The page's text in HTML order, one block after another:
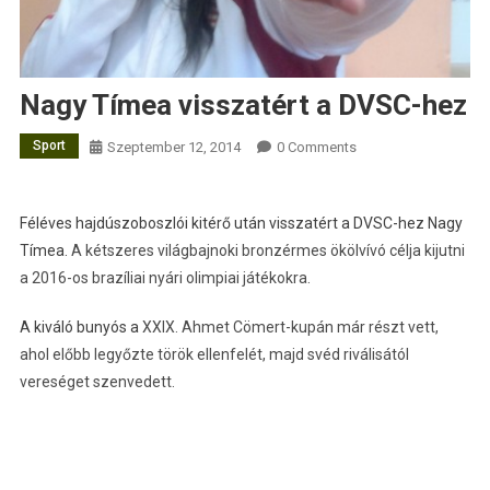
Nagy Tímea visszatért a DVSC-hez
Sport Szeptember 12, 2014 0 Comments
Féléves hajdúszoboszlói kitérő után visszatért a DVSC-hez Nagy
Tímea. A kétszeres világbajnoki bronzérmes ökölvívó célja kijutni
a 2016-os brazíliai nyári olimpiai játékokra.
A kiváló bunyós a XXIX. Ahmet Cömert-kupán már részt vett,
ahol előbb legyőzte török ellenfelét, majd svéd riválisától
vereséget szenvedett.